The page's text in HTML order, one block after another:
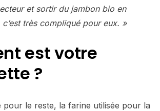
et sortir du jambon bio en
très compliqué pour eux. »
est votre
?
pour le reste, la farine utilisée pour la